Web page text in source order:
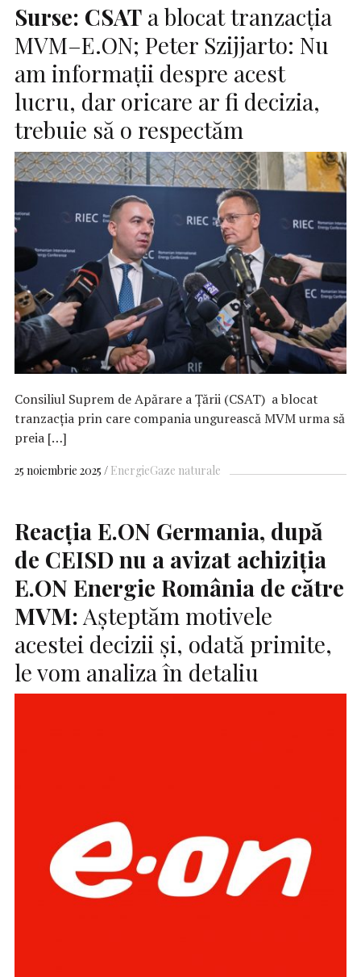
Surse: CSAT a blocat tranzacția
MVM–E.ON; Peter Szijjarto: Nu
am informații despre acest
lucru, dar oricare ar fi decizia,
trebuie să o respectăm
Consiliul Suprem de Apărare a Țării (CSAT) a blocat
tranzacția prin care compania ungurească MVM urma să
preia […]
25 noiembrie 2025 EnergieGaze naturale
Reacția E.ON Germania, după
de CEISDnu a avizat achiziţia
E.ON Energie România de către
MVM: Așteptăm motivele
acestei decizii și, odată primite,
le vom analiza în detaliu